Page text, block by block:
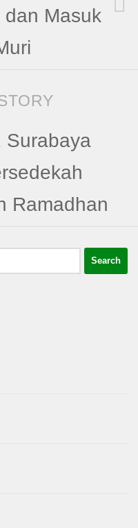
Masuk
Surabaya
Ramadhan